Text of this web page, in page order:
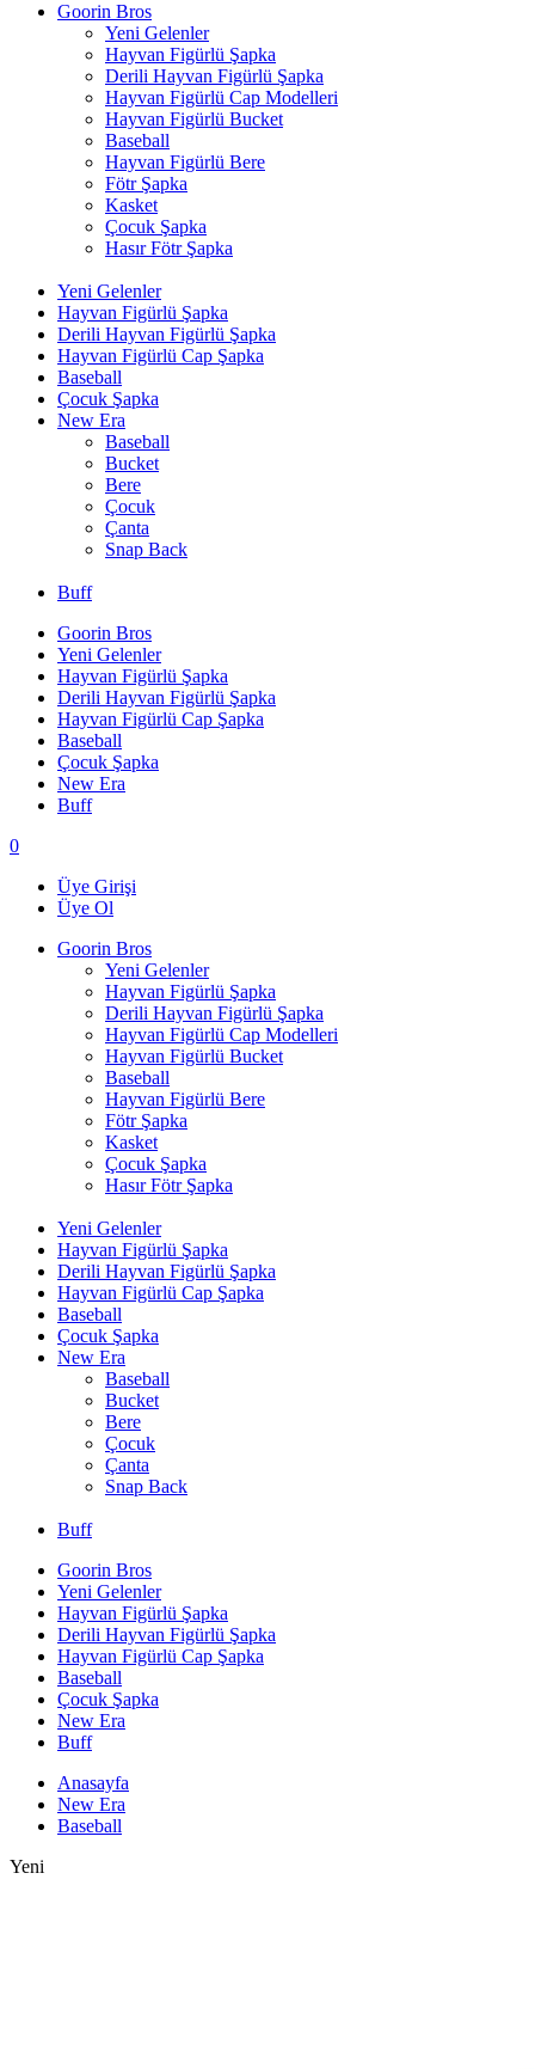
Goorin Bros
Yeni Gelenler
Hayvan Figürlü Şapka
Derili Hayvan Figürlü Şapka
Hayvan Figürlü Cap Modelleri
Hayvan Figürlü Bucket
Baseball
Hayvan Figürlü Bere
Fötr Şapka
Kasket
Çocuk Şapka
Hasır Fötr Şapka
Yeni Gelenler
Hayvan Figürlü Şapka
Derili Hayvan Figürlü Şapka
Hayvan Figürlü Cap Şapka
Baseball
Çocuk Şapka
New Era
Baseball
Bucket
Bere
Çocuk
Çanta
Snap Back
Buff
Goorin Bros
Yeni Gelenler
Hayvan Figürlü Şapka
Derili Hayvan Figürlü Şapka
Hayvan Figürlü Cap Şapka
Baseball
Çocuk Şapka
New Era
Buff
0
Üye Girişi
Üye Ol
Goorin Bros
Yeni Gelenler
Hayvan Figürlü Şapka
Derili Hayvan Figürlü Şapka
Hayvan Figürlü Cap Modelleri
Hayvan Figürlü Bucket
Baseball
Hayvan Figürlü Bere
Fötr Şapka
Kasket
Çocuk Şapka
Hasır Fötr Şapka
Yeni Gelenler
Hayvan Figürlü Şapka
Derili Hayvan Figürlü Şapka
Hayvan Figürlü Cap Şapka
Baseball
Çocuk Şapka
New Era
Baseball
Bucket
Bere
Çocuk
Çanta
Snap Back
Buff
Goorin Bros
Yeni Gelenler
Hayvan Figürlü Şapka
Derili Hayvan Figürlü Şapka
Hayvan Figürlü Cap Şapka
Baseball
Çocuk Şapka
New Era
Buff
Anasayfa
New Era
Baseball
Yeni